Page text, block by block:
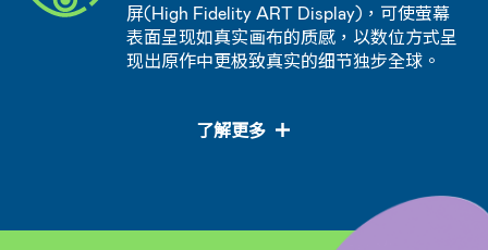
屏(High Fidelity ART Display)，可使萤幕
表面呈现如真实画布的质感，以数位方式呈
现出原作中更极致真实的细节独步全球。
了解更多